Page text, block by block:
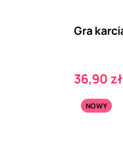
Gra
Cena
36,90 zł
NOWY